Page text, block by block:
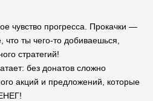
чувство прогресса. Прокачки —
ты чего-то добиваешься,
стратегий!
без донатов сложно
акций и предложений, которые